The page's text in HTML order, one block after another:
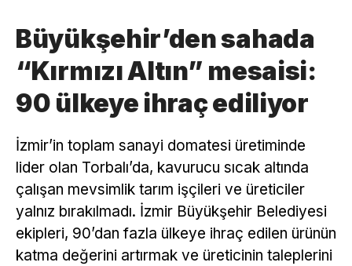
Büyükşehir’den sahada
“Kırmızı Altın” mesaisi:
90 ülkeye ihraç ediliyor
İzmir’in toplam sanayi domatesi üretiminde
lider olan Torbalı’da, kavurucu sıcak altında
çalışan mevsimlik tarım işçileri ve üreticiler
yalnız bırakılmadı. İzmir Büyükşehir Belediyesi
ekipleri, 90’dan fazla ülkeye ihraç edilen ürünün
katma değerini artırmak ve üreticinin taleplerini